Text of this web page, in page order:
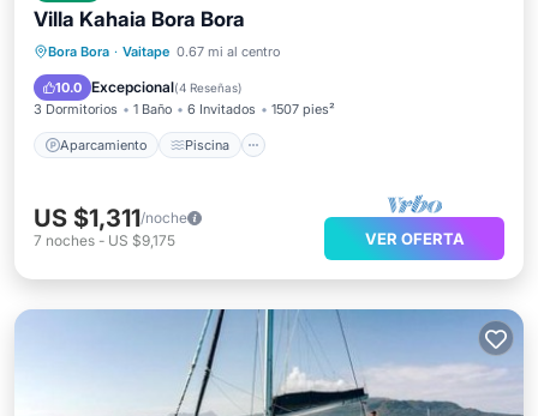
Villa Kahaia Bora Bora
Bora Bora · Vaitape 0.67 mi al centro
10.0 Excepcional(4 Reseñas)
3 Dormitorios 1 Baño 6 Invitados 1507 pies²
Aparcamiento Piscina
Aparcamiento Piscina
Balcón/Terraza
US $1,311/noche
7 noches - US $9,175 VER OFERTA